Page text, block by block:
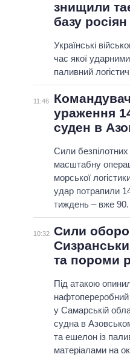
знищили
базу
Українські
час якої
паливний
11:46
ураження
суден в
Сили
масштабну
морської
удар потрапили
тиждень – вже 90.
10:32 Сили
та пороми
Під атакою
нафтопереробний
у Самарській
судна в
та ешелон із
матеріалами на